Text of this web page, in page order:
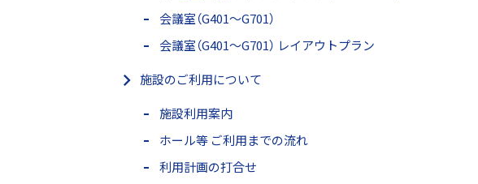
会議室（G401～G701）
会議室（G401～G701） レイアウトプラン
施設のご利用について
施設利用案内
ホール等 ご利用までの流れ
利用計画の打合せ